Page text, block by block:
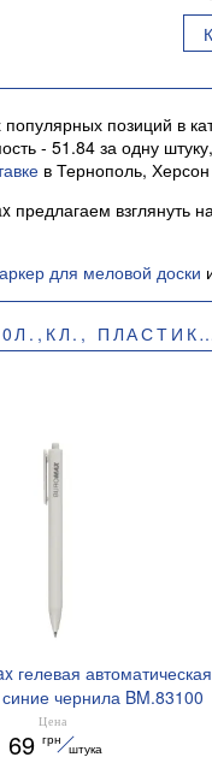
позиций в
- 51.84 за одну
в Тернополь,
предлагаем взглянуть
для меловой доски
BM.24554154
гелевая автоматическая
чернила BM.83100
Цена
69 грн
штука